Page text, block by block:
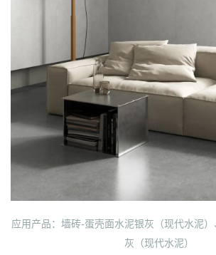
应用产品：墙砖-蛋壳面水泥银灰（现代水泥
灰（现代水泥）